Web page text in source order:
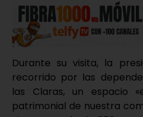
Durante su visita, la
recorrido por las
las Claras, un espacio
patrimonial de nuestra